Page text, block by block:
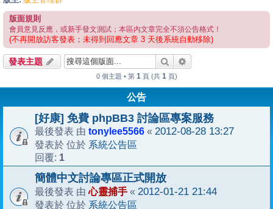
版面規則
會員意見反應，或新手發文測試；本區內文章完全不須公告格式！
(不再開放訪客發表；未得到回應文章 3 天後系統自動移除)
發表主題 搜尋
0 個主題 • 第 1 頁 (共 1 頁)
公告
[好康] 免費 phpBB3 討論區專案服務
最後發表 由 tonylee5566 « 2012-08-28 13:27
發表於 位於 系統公告區
回覆: 1
簡體中文討論專區正式開放
最後發表 由心靈捕手 « 2012-01-21 21:44
發表於 位於 系統公告區